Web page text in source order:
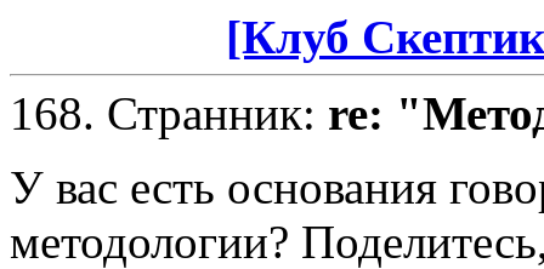
[Клуб
168. Странник: re:
У вас есть основания
методологии?